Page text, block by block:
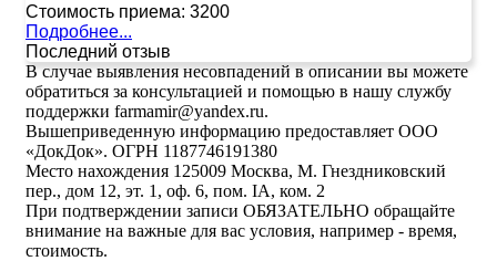
Стоимость приема: 3200
Подробнее...
Последний отзыв
В случае выявления несовпадений в описании вы можете
обратиться за консультацией и помощью в нашу службу
поддержки farmamir@yandex.ru.
Вышеприведенную информацию предоставляет ООО
«ДокДок». ОГРН 1187746191380
Место нахождения 125009 Москва, М. Гнездниковский
пер., дом 12, эт. 1, оф. 6, пом. IA, ком. 2
При подтверждении записи ОБЯЗАТЕЛЬНО обращайте
внимание на важные для вас условия, например - время,
стоимость.